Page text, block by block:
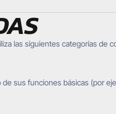
las siguientes categorías de
sus funciones básicas (por